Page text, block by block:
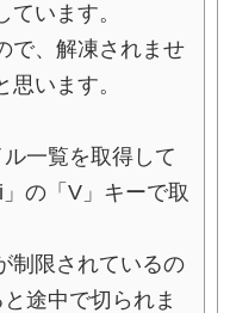
います。
で、解凍されませ
います。
一覧を取得して
の「V」キーで取
制限されているの
途中で切られま